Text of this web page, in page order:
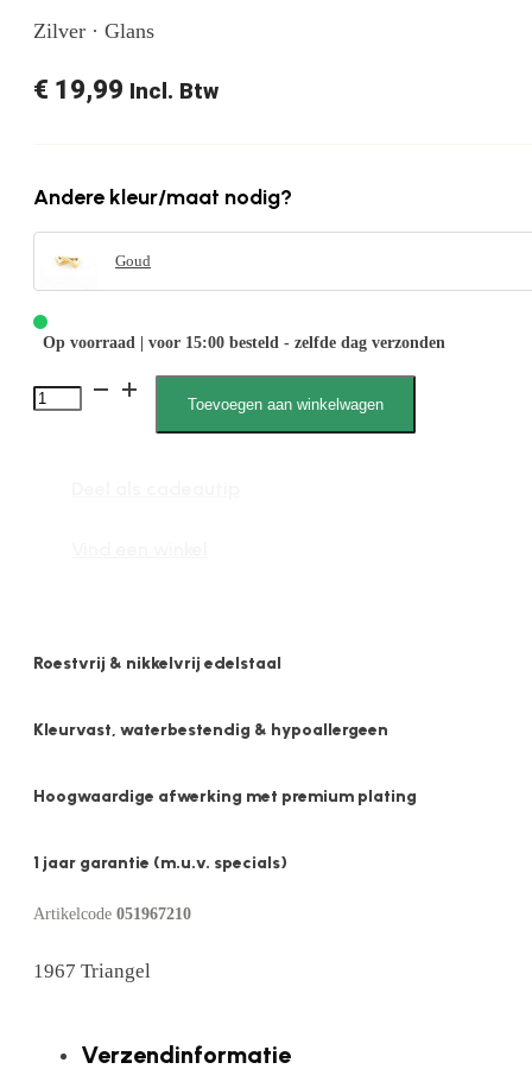
Zilver · Glans
€ 19,99 Incl. Btw
Andere kleur/maat nodig?
Goud
Op voorraad | voor 15:00 besteld - zelfde dag verzonden
1967
Toevoegen aan winkelwagen
Roestvrij & nikkelvrij edelstaal
Kleurvast, waterbestendig & hypoallergeen
Hoogwaardige afwerking met premium plating
1 jaar garantie (m.u.v. specials)
Artikelcode 051967210
1967 Triangel
Verzendinformatie